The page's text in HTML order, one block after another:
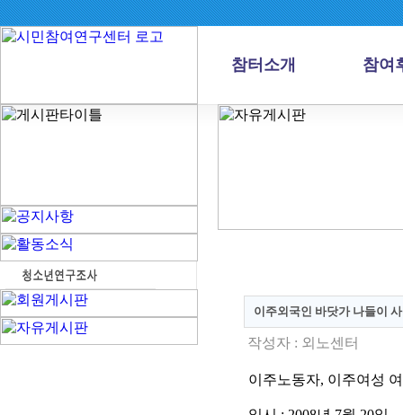
참터소개 참여
이주외국인 바닷가 나들이
작성자 : 외노센터
이주노동자, 이주여성